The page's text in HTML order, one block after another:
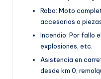
Robo: Moto
accesorios o
Incendio: Por fallo
explosiones, etc.
Asistencia en
desde km 0,